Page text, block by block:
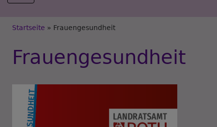
Breadcrumb
Startseite Frauengesundheit
Frauengesundheit